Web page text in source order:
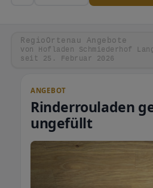
RegioOrtenau Angebote
von Hofladen Schmiederhof
seit 25. Februar 2026
ANGEBOT
Rinderrouladen
ungefüllt